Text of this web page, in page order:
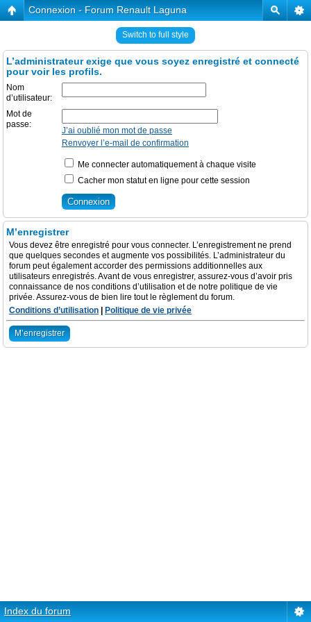
Connexion - Forum Renault Laguna
Switch to full style
L’administrateur exige que vous soyez enregistré et connecté
pour voir les profils.
Nom
d’utilisateur:
Mot de
passe:
J’ai oublié mon mot de passe
Renvoyer l’e-mail de confirmation
Me connecter automatiquement à chaque visite
Cacher mon statut en ligne pour cette session
M’enregistrer
Vous devez être enregistré pour vous connecter. L’enregistrement ne prend
que quelques secondes et augmente vos possibilités. L’administrateur du
forum peut également accorder des permissions additionnelles aux
utilisateurs enregistrés. Avant de vous enregistrer, assurez-vous d’avoir pris
connaissance de nos conditions d’utilisation et de notre politique de vie
privée. Assurez-vous de bien lire tout le règlement du forum.
Conditions d’utilisation
Politique de vie privée
M’enregistrer
Index du forum